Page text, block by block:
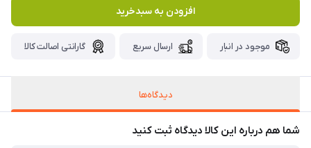
افزودن به سبدخرید
موجود در انبار ارسال سریع گارانتی اصالت کالا
دیدگاه‌ها
شما هم درباره این کالا دیدگاه ثبت کنید